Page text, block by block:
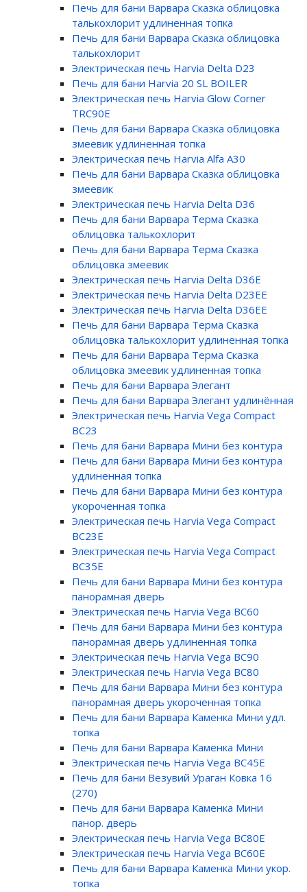
Печь для бани Варвара Сказка облицовка
талькохлорит удлиненная топка
Печь для бани Варвара Сказка облицовка
талькохлорит
Электрическая печь Harvia Delta D23
Печь для бани Harvia 20 SL BOILER
Электрическая печь Harvia Glow Corner
TRC90E
Печь для бани Варвара Сказка облицовка
змеевик удлиненная топка
Электрическая печь Harvia Alfa A30
Печь для бани Варвара Сказка облицовка
змеевик
Электрическая печь Harvia Delta D36
Печь для бани Варвара Терма Сказка
облицовка талькохлорит
Печь для бани Варвара Терма Сказка
облицовка змеевик
Электрическая печь Harvia Delta D36E
Электрическая печь Harvia Delta D23EE
Электрическая печь Harvia Delta D36EE
Печь для бани Варвара Терма Сказка
облицовка талькохлорит удлиненная топка
Печь для бани Варвара Терма Сказка
облицовка змеевик удлиненная топка
Печь для бани Варвара Элегант
Печь для бани Варвара Элегант удлинённая
Электрическая печь Harvia Vega Compact
BC23
Печь для бани Варвара Мини без контура
Печь для бани Варвара Мини без контура
удлиненная топка
Печь для бани Варвара Мини без контура
укороченная топка
Электрическая печь Harvia Vega Compact
BC23E
Электрическая печь Harvia Vega Compact
BC35E
Печь для бани Варвара Мини без контура
панорамная дверь
Электрическая печь Harvia Vega BC60
Печь для бани Варвара Мини без контура
панорамная дверь удлиненная топка
Электрическая печь Harvia Vega BC90
Электрическая печь Harvia Vega BC80
Печь для бани Варвара Мини без контура
панорамная дверь укороченная топка
Печь для бани Варвара Каменка Мини удл.
топка
Печь для бани Варвара Каменка Мини
Электрическая печь Harvia Vega BC45E
Печь для бани Везувий Ураган Ковка 16
(270)
Печь для бани Варвара Каменка Мини
панор. дверь
Электрическая печь Harvia Vega BC80E
Электрическая печь Harvia Vega BC60E
Печь для бани Варвара Каменка Мини укор.
топка